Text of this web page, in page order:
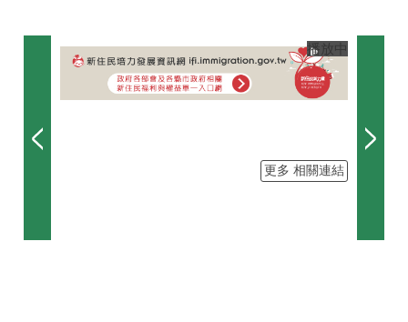
播放中
更多 相關連結